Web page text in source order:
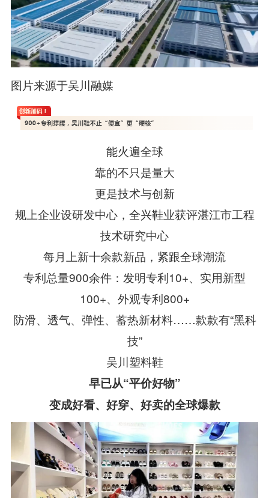
图片来源于吴川融媒
能火遍全球
靠的不只是量大
更是技术与创新
规上企业设研发中心， 全兴鞋业获评湛江市工程
技术研究中心
每月上新十余款新品，紧跟全球潮流
专利总量900余件：发明专利10+、实用新型
100+、外观专利800+
防滑、透气、弹性、蓄热新材料……款款有“黑科
技”
吴川塑料鞋
早已从“平价好物”
变成好看、好穿、好卖的全球爆款